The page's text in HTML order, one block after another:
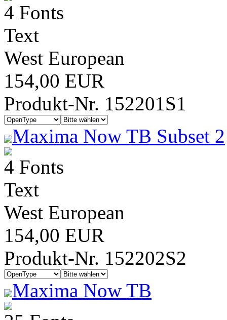
4 Fonts
Text
West European
154,00 EUR
Produkt-Nr. 152201S1
Maxima Now TB Subset 2
4 Fonts
Text
West European
154,00 EUR
Produkt-Nr. 152202S2
Maxima Now TB